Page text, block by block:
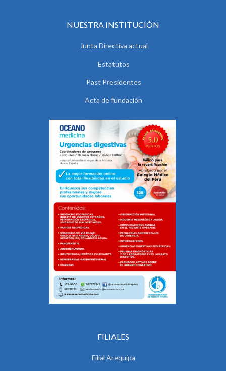
NUESTRA INSTITUCIÓN
Junta Directiva actual
Estatutos
Past Presidentes
Acta de fundación
FILIALES
Filial Arequipa